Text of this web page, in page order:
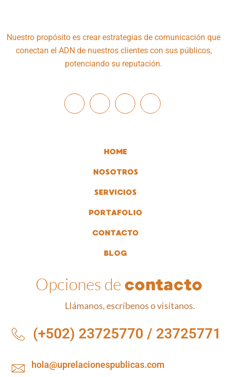
Nuestro propósito es crear estrategias de comunicación que
conectan el ADN de nuestros clientes con sus públicos,
potenciando su reputación.
HOME
NOSOTROS
SERVICIOS
PORTAFOLIO
CONTACTO
BLOG
Opciones de contacto
Llámanos, escríbenos o visítanos.
(+502) 23725770 / 23725771
hola@uprelacionespublicas.com